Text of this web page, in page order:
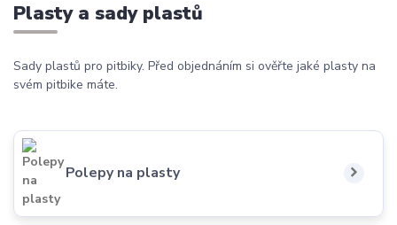
Plasty a sady plastů
Sady plastů pro pitbiky. Před objednáním si ověřte jaké plasty na
svém pitbike máte.
Polepy na plasty